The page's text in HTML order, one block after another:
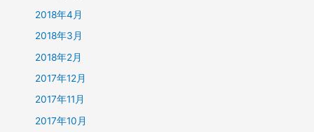
2018年4月
2018年3月
2018年2月
2017年12月
2017年11月
2017年10月